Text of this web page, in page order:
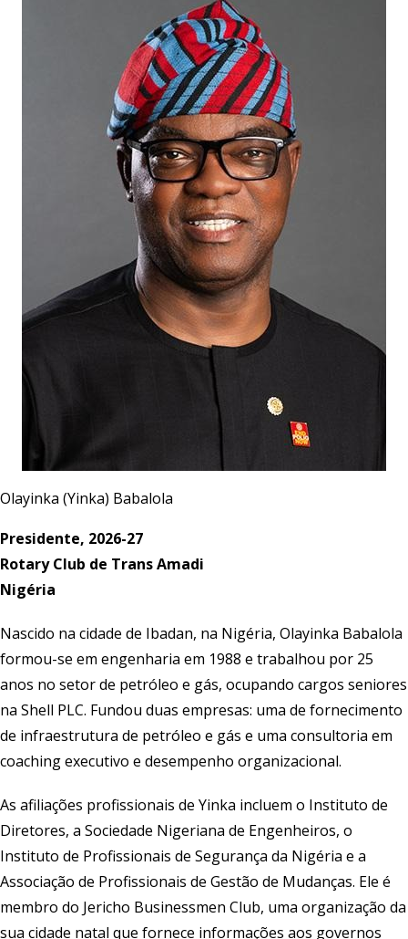
Olayinka (Yinka) Babalola
Presidente, 2026-27
Rotary Club de Trans Amadi
Nigéria
Nascido na cidade de Ibadan, na Nigéria, Olayinka Babalola
formou-se em engenharia em 1988 e trabalhou por 25
anos no setor de petróleo e gás, ocupando cargos seniores
na Shell PLC. Fundou duas empresas: uma de fornecimento
de infraestrutura de petróleo e gás e uma consultoria em
coaching executivo e desempenho organizacional.
As afiliações profissionais de Yinka incluem o Instituto de
Diretores, a Sociedade Nigeriana de Engenheiros, o
Instituto de Profissionais de Segurança da Nigéria e a
Associação de Profissionais de Gestão de Mudanças. Ele é
membro do Jericho Businessmen Club, uma organização da
sua cidade natal que fornece informações aos governos